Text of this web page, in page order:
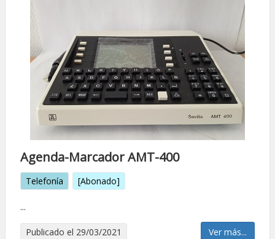
Agenda-Marcador AMT-400
Telefonía [Abonado]
...
Publicado el 29/03/2021 Ver más...